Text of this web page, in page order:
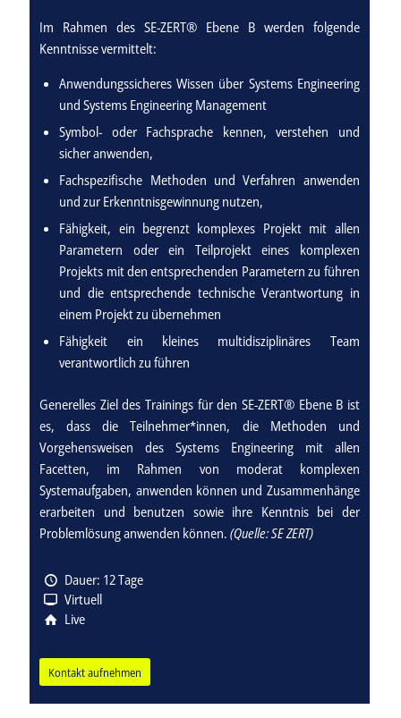
Im Rahmen des SE-ZERT® Ebene B werden folgende
Kenntnisse vermittelt:
Anwendungssicheres Wissen über Systems Engineering
und Systems Engineering Management
Symbol- oder Fachsprache kennen, verstehen und
sicher anwenden,
Fachspezifische Methoden und Verfahren anwenden
und zur Erkenntnisgewinnung nutzen,
Fähigkeit, ein begrenzt komplexes Projekt mit allen
Parametern oder ein Teilprojekt eines komplexen
Projekts mit den entsprechenden Parametern zu führen
und die entsprechende technische Verantwortung in
einem Projekt zu übernehmen
Fähigkeit ein kleines multidisziplinäres Team
verantwortlich zu führen
Generelles Ziel des Trainings für den SE-ZERT® Ebene B ist
es, dass die Teilnehmer*innen, die Methoden und
Vorgehensweisen des Systems Engineering mit allen
Facetten, im Rahmen von moderat komplexen
Systemaufgaben, anwenden können und Zusammenhänge
erarbeiten und benutzen sowie ihre Kenntnis bei der
Problemlösung anwenden können.(Quelle: SE ZERT)
Dauer: 12 Tage
Virtuell
Live
Kontakt aufnehmen